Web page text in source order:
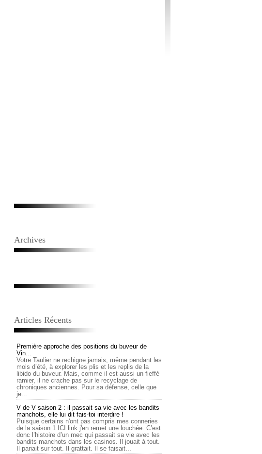
Archives
Articles Récents
Première approche des positions du buveur de
Vin…
Votre Taulier ne rechigne jamais, même pendant les
mois d’été, à explorer les plis et les replis de la
libido du buveur. Mais, comme il est aussi un fieffé
ramier, il ne crache pas sur le recyclage de
chroniques anciennes. Pour sa défense, celle que
je...
V de V saison 2 : il passait sa vie avec les bandits
manchots, elle lui dit fais-toi interdire !
Puisque certains n'ont pas compris mes conneries
de la saison 1 ICI link j'en remet une louchée. C’est
donc l’histoire d’un mec qui passait sa vie avec les
bandits manchots dans les casinos. Il jouait à tout.
Il pariait sur tout. Il grattait. Il se faisait...